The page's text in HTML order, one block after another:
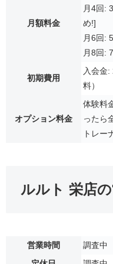
月額料金
月4回:
め!]
月6回:
月8回:
初期費用
入会金
料）
オプション料金
体験料
ったら
トレー
ルルト 栄店
営業時間
調査中